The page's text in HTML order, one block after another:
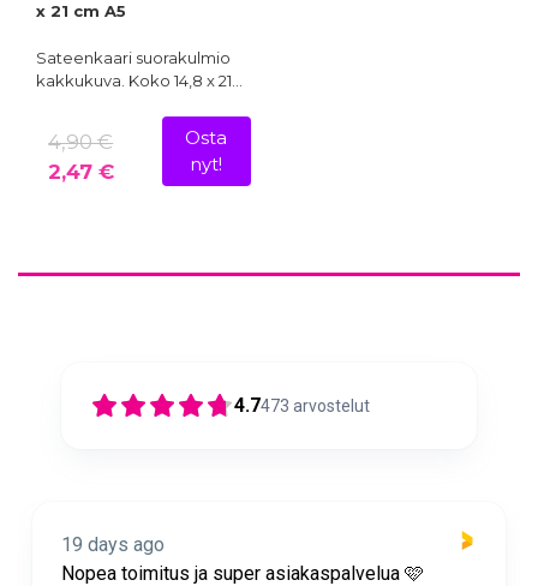
x 21 cm A5
Sateenkaari suorakulmio
kakkukuva. Koko 14,8 x 21…
4,90 €
2,47 €
Osta
nyt!
4.7473 arvostelut
19 days ago
Nopea toimitus ja super asiakaspalvelua 🩷